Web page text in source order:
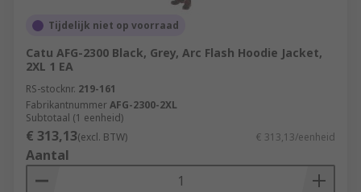
Tijdelijk niet op voorraad
Catu AFG-2300 Black, Grey, Arc Flash Hoodie Jacket,
2XL 1 EA
RS-stocknr. 219-161
FabrikantnummerAFG-2300-2XL
Subtotaal (1 eenheid)
€ 313,13(excl. BTW) € 313,13/eenheid
Aantal